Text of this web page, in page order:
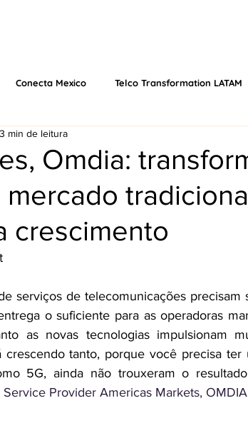
Conecta Mexico Telco Transformation LATAM
Omdia:
crescimento
3 min de leitura
serviços de telecomunicações
o suficiente para as operadoras
as novas tecnologias impulsionam
crescendo tanto, porque você precisa
Service Provider Americas Markets,